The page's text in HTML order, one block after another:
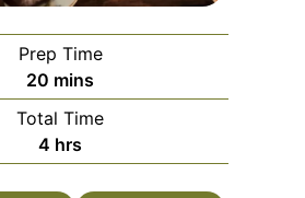
Prep Time
20 minutes
mins
Total Time
4 hours
hrs